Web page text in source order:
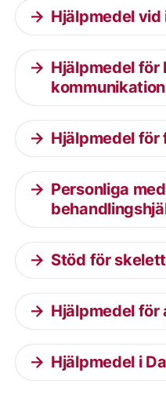
Hjälpmedel
Hjälpmedel för
kommunikation
Hjälpmedel
Personliga
Stöd för
Hjälpmedel för
Hjälpmedel i